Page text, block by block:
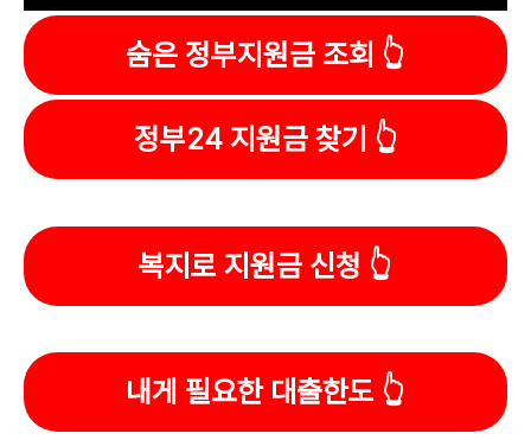
숨은 정부지원금 조회 👆
정부24 지원금 찾기 👆
복지로 지원금 신청 👆
내게 필요한 대출한도 👆